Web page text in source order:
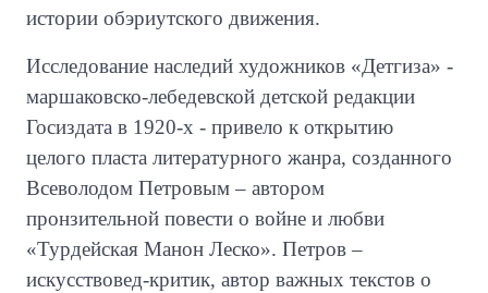
истории обэриутского движения.
Исследование наследий художников «Детгиза» -
маршаковско-лебедевской детской редакции
Госиздата в 1920-х - привело к открытию
целого пласта литературного жанра, созданного
Всеволодом Петровым – автором
пронзительной повести о войне и любви
«Турдейская Манон Леско». Петров –
искусствовед-критик, автор важных текстов о